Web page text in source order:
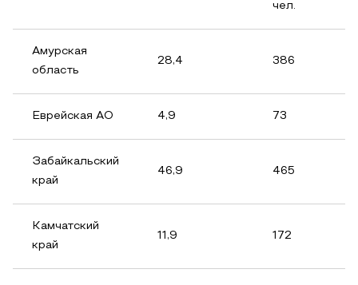
чел.
Амурская
область
28,4 386
Еврейская АО 4,9 73
Забайкальский
край
46,9 465
Камчатский
край
11,9 172